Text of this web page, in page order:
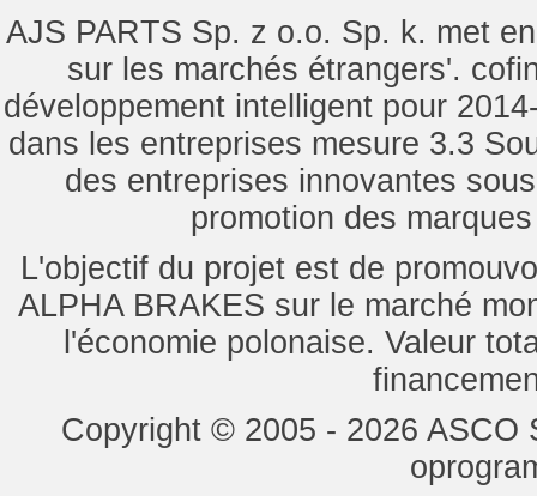
AJS PARTS Sp. z o.o. Sp. k. met
sur les marchés étrangers'.
développement intelligent pour
dans les entreprises mesure 3.3
des entreprises innovantes
promotion des
L'objectif du projet est de
ALPHA BRAKES sur le marché
l'économie polonaise. Valeur
Copyright © 2005 - 2026